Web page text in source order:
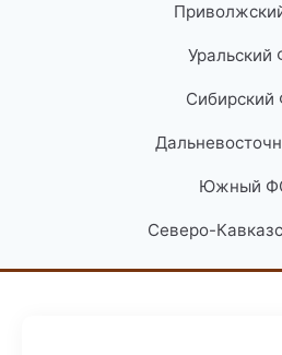
Уральский
Южный
Северо-